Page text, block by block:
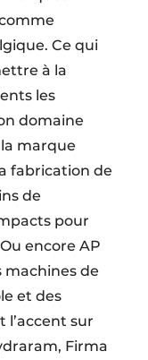
Ce qui
à la
les
domaine
marque
fabrication de
de
pour
encore AP
machines de
et des
sur
Firma